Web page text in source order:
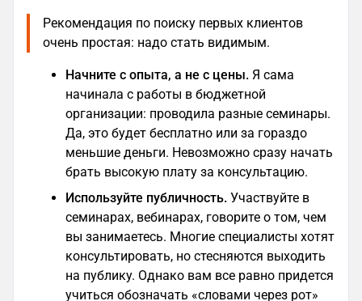
Рекомендация по поиску первых клиентов
очень простая: надо стать видимым.
Начните с опыта, а не с цены. Я сама
начинала с работы в бюджетной
организации: проводила разные семинары.
Да, это будет бесплатно или за гораздо
меньшие деньги. Невозможно сразу начать
брать высокую плату за консультацию.
Используйте публичность. Участвуйте в
семинарах, вебинарах, говорите о том, чем
вы занимаетесь. Многие специалисты хотят
консультировать, но стесняются выходить
на публику. Однако вам все равно придется
учиться обозначать «словами через рот»